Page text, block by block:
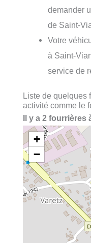
demander
de Saint-
Votre
à Saint-
service de
Liste de quelques
activité comme le
Il y a 2 fourrières
+
−